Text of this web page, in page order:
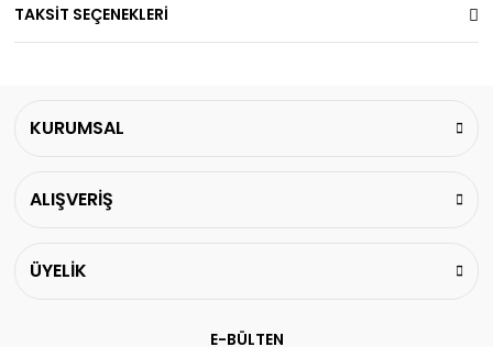
TAKSİT SEÇENEKLERİ
KURUMSAL
ALIŞVERİŞ
ÜYELİK
E-BÜLTEN